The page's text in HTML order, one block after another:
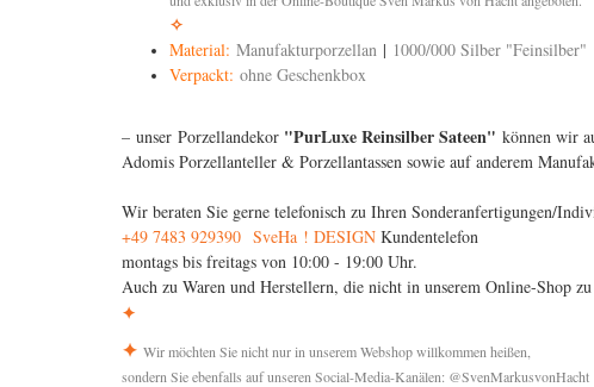
✧
Material: Manufakturporzellan | 1000/000 Silber "Feinsilber"
Verpackt: ohne Geschenkbox
– unser Porzellandekor "PurLuxe Reinsilber Sateen" können wir
Adomis Porzellanteller & Porzellantassen sowie auf anderem
Wir beraten Sie gerne telefonisch zu Ihren Sonderanfertigungen/
+49 7483 929390 SveHa ! DESIGN Kundentelefon
montags bis freitags von 10:00 - 19:00 Uhr.
Auch zu Waren und Herstellern, die nicht in unserem Online-Shop
✦
✦ Wir möchten Sie nicht nur in unserem Webshop willkommen heißen,
sondern Sie ebenfalls auf unseren Social-Media-Kanälen: @SvenMarkusvonHacht